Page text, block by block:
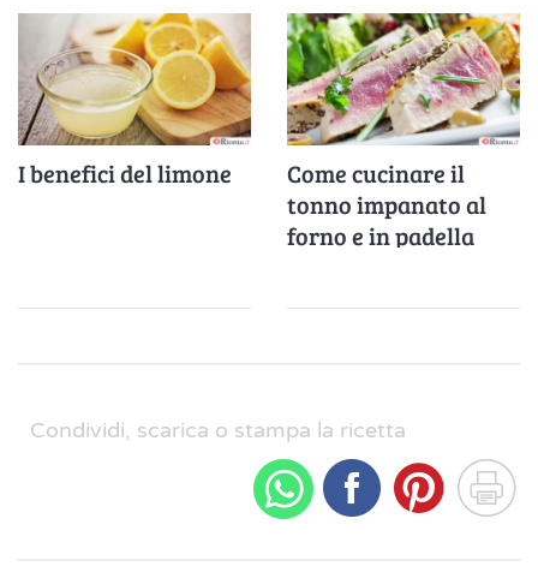
I benefici del limone
Come cucinare il
tonno impanato al
forno e in padella
Condividi, scarica o stampa la ricetta